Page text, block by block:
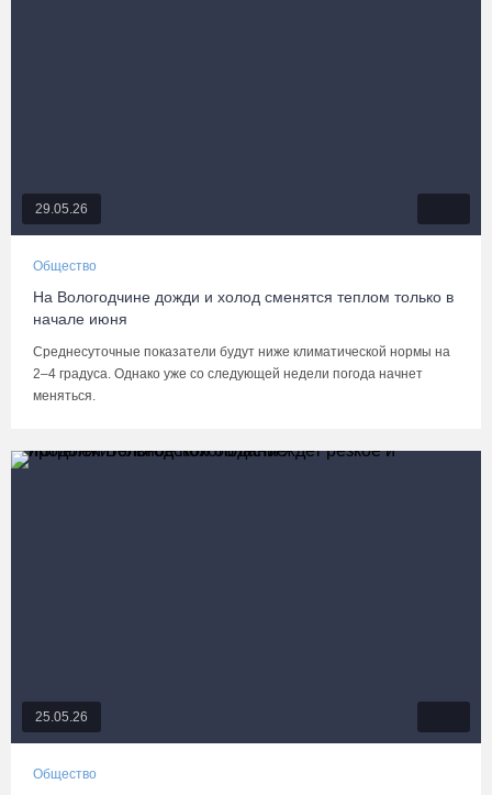
29.05.26
Общество
На Вологодчине дожди и холод сменятся теплом только в
начале июня
Среднесуточные показатели будут ниже климатической нормы на
2–4 градуса. Однако уже со следующей недели погода начнет
меняться.
25.05.26
Общество